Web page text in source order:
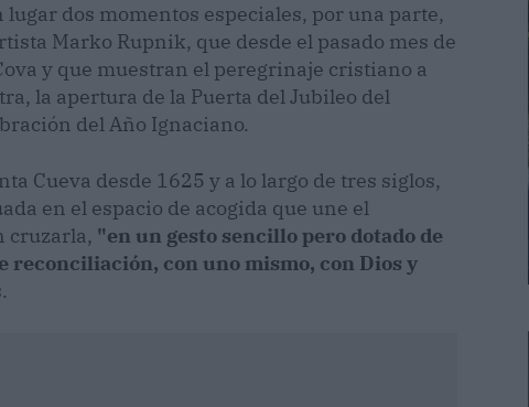
dos momentos especiales, por una parte,
Marko Rupnik, que desde el pasado mes de
y que muestran el peregrinaje cristiano a
la apertura de la Puerta del Jubileo del
del Año Ignaciano.
Cueva desde 1625 y a lo largo de tres siglos,
en el espacio de acogida que une el
cruzarla, "en un gesto sencillo pero dotado de
reconciliación, con uno mismo, con Dios y